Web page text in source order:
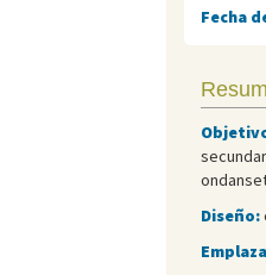
Fecha
Diseño: